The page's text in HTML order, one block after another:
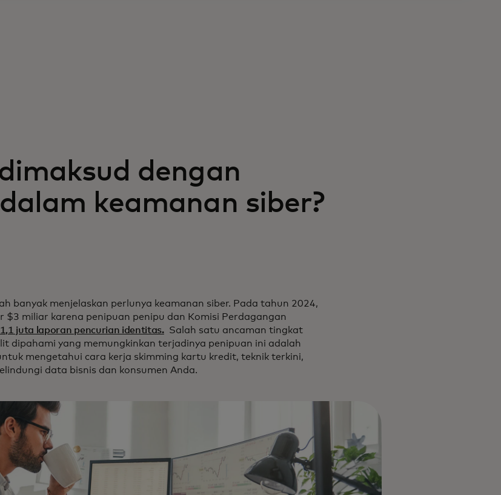
dengan
keamanan siber?
banyak menjelaskan perlunya keamanan siber. Pada tahun 2024,
$3 miliar karena penipuan penipu dan Komisi Perdagangan
1,1 juta laporan pencurian identitas.Salah satu ancaman tingkat
dipahami yang memungkinkan terjadinya penipuan ini adalah
mengetahui cara kerja skimming kartu kredit, teknik terkini,
data bisnis dan konsumen Anda.